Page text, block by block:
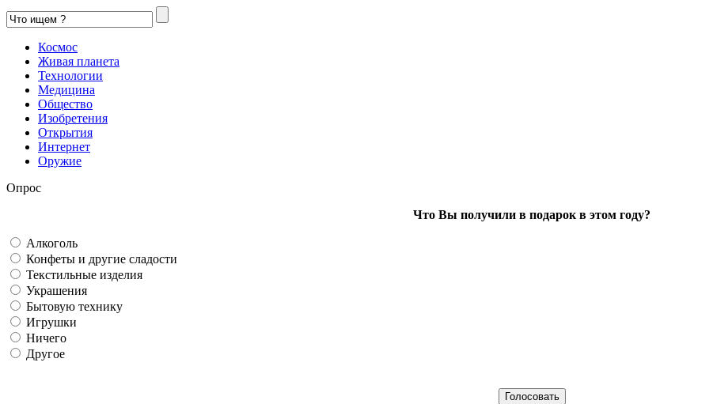
Космос
Живая планета
Технологии
Медицина
Общество
Изобретения
Открытия
Интернет
Оружие
Опрос
Что Вы получили в подарок в этом году?
Алкоголь
Конфеты и другие сладости
Текстильные изделия
Украшения
Бытовую технику
Игрушки
Ничего
Другое